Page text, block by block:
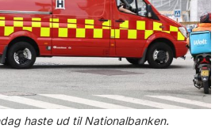
haste ud til Nationalbanken.